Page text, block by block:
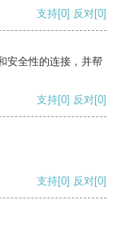
支持[0] 反对[0]
安全性的连接，并帮
支持[0] 反对[0]
支持[0] 反对[0]